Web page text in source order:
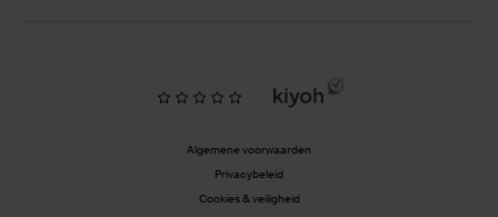
Algemene voorwaarden
Privacybeleid
Cookies & veiligheid